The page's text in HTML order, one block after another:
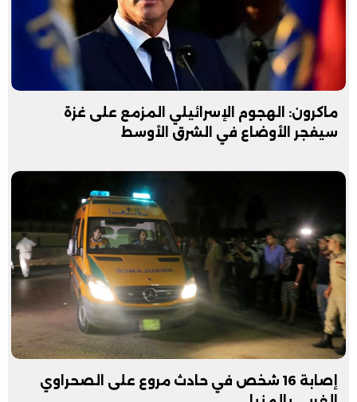
ماكرون: الهجوم الإسرائيلي المزمع على غزة
سيفجر الأوضاع في الشرق الأوسط
إصابة 16 شخص في حادث مروع على الصحراوي